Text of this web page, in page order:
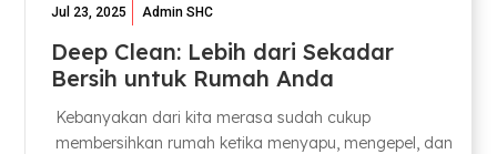
Jul 23, 2025 Admin SHC
Deep Clean: Lebih dari Sekadar
Bersih untuk Rumah Anda
Kebanyakan dari kita merasa sudah cukup
membersihkan rumah ketika menyapu, mengepel, dan